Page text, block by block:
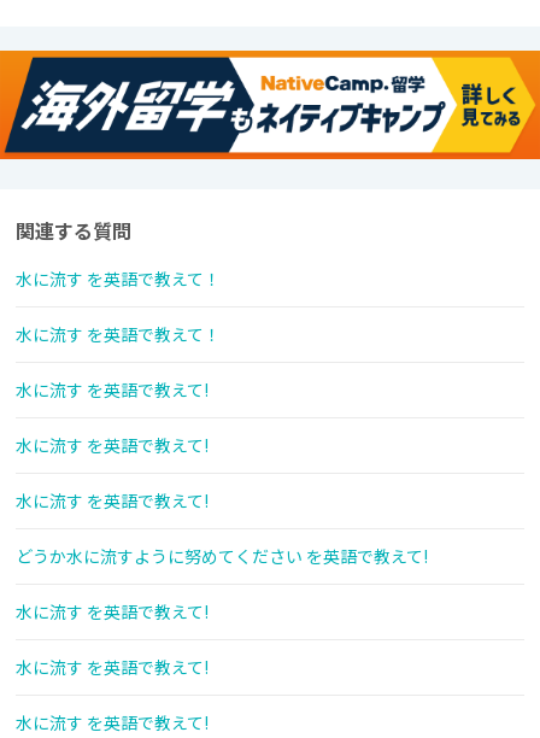
関連する質問
水に流す を英語で教えて！
水に流す を英語で教えて！
水に流す を英語で教えて!
水に流す を英語で教えて!
水に流す を英語で教えて!
どうか水に流すように努めてください を英語で教えて!
水に流す を英語で教えて!
水に流す を英語で教えて!
水に流す を英語で教えて!